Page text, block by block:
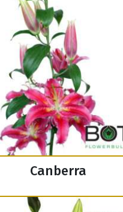
Canberra